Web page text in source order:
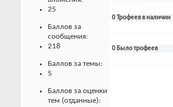
25
Баллов за
сообщения:
218
Баллов за темы:
5
Баллов за оценки
тем (отданные):
0 Трофеев в наличии
0 Было трофеев